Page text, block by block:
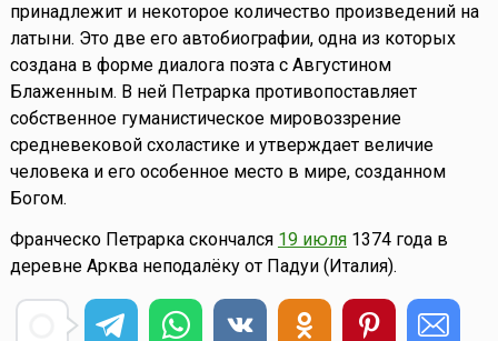
принадлежит и некоторое количество произведений на
латыни. Это две его автобиографии, одна из которых
создана в форме диалога поэта с Августином
Блаженным. В ней Петрарка противопоставляет
собственное гуманистическое мировоззрение
средневековой схоластике и утверждает величие
человека и его особенное место в мире, созданном
Богом.
Франческо Петрарка скончался 19 июля1374 года в
деревне Арква неподалёку от Падуи (Италия).